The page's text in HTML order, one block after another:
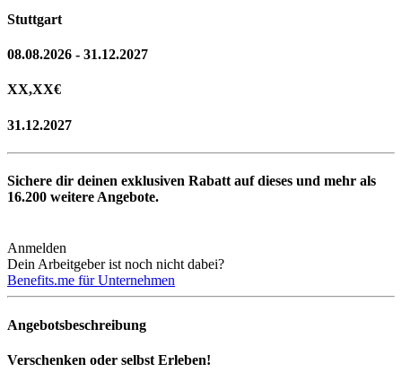
Stuttgart
08.08.2026 - 31.12.2027
XX,XX€
31.12.2027
Sichere dir deinen exklusiven Rabatt auf dieses und mehr als
16.200 weitere Angebote.
Anmelden
Dein Arbeitgeber ist noch nicht dabei?
Benefits.me für Unternehmen
Angebotsbeschreibung
Verschenken oder selbst Erleben!